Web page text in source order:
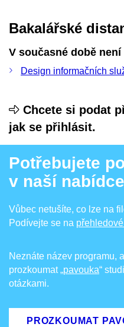
Bakalářské
V současné době
Design informačních
Chcete si podat
jak se přihlásit.
Potřebujete
v naší
Vůbec netušíte, co lze na
Podívejte se na
Neznáte název programu,
prozkoumat„pavouka“
otázkami.
PROZKOUMAT